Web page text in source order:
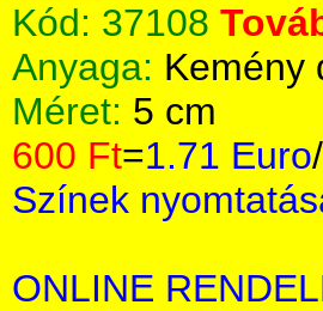
Kód: 37108
Anyaga: Kemény
Méret: 5 cm
600 Ft=1.71 Euro
Színek
ONLINE